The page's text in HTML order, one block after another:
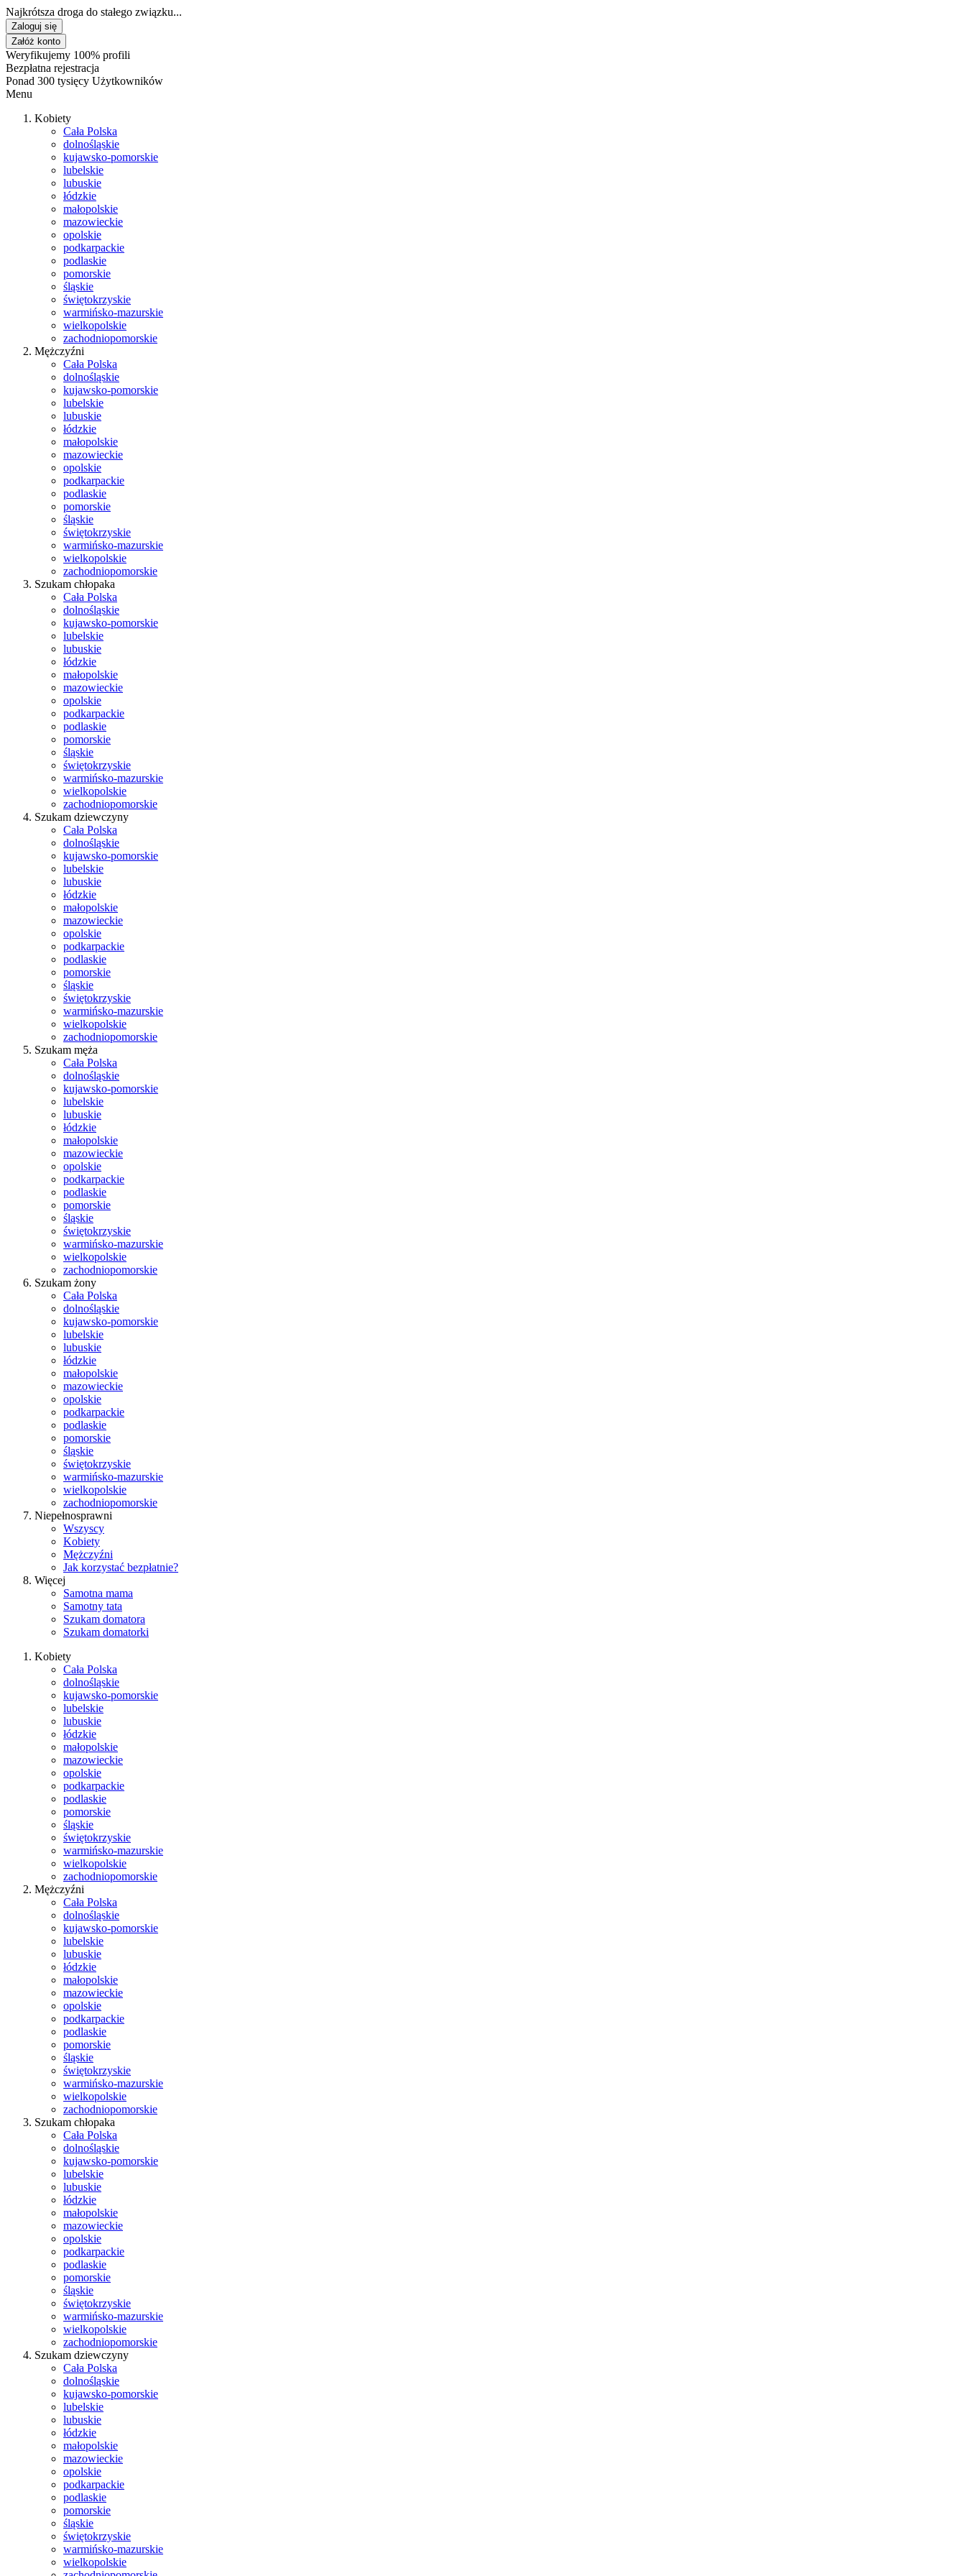
Najkrótsza droga do stałego związku...
Zaloguj się
Załóż konto
Weryfikujemy 100% profili
Bezpłatna rejestracja
Ponad 300 tysięcy Użytkowników
Menu
Kobiety
Cała Polska
dolnośląskie
kujawsko-pomorskie
lubelskie
lubuskie
łódzkie
małopolskie
mazowieckie
opolskie
podkarpackie
podlaskie
pomorskie
śląskie
świętokrzyskie
warmińsko-mazurskie
wielkopolskie
zachodniopomorskie
Mężczyźni
Cała Polska
dolnośląskie
kujawsko-pomorskie
lubelskie
lubuskie
łódzkie
małopolskie
mazowieckie
opolskie
podkarpackie
podlaskie
pomorskie
śląskie
świętokrzyskie
warmińsko-mazurskie
wielkopolskie
zachodniopomorskie
Szukam chłopaka
Cała Polska
dolnośląskie
kujawsko-pomorskie
lubelskie
lubuskie
łódzkie
małopolskie
mazowieckie
opolskie
podkarpackie
podlaskie
pomorskie
śląskie
świętokrzyskie
warmińsko-mazurskie
wielkopolskie
zachodniopomorskie
Szukam dziewczyny
Cała Polska
dolnośląskie
kujawsko-pomorskie
lubelskie
lubuskie
łódzkie
małopolskie
mazowieckie
opolskie
podkarpackie
podlaskie
pomorskie
śląskie
świętokrzyskie
warmińsko-mazurskie
wielkopolskie
zachodniopomorskie
Szukam męża
Cała Polska
dolnośląskie
kujawsko-pomorskie
lubelskie
lubuskie
łódzkie
małopolskie
mazowieckie
opolskie
podkarpackie
podlaskie
pomorskie
śląskie
świętokrzyskie
warmińsko-mazurskie
wielkopolskie
zachodniopomorskie
Szukam żony
Cała Polska
dolnośląskie
kujawsko-pomorskie
lubelskie
lubuskie
łódzkie
małopolskie
mazowieckie
opolskie
podkarpackie
podlaskie
pomorskie
śląskie
świętokrzyskie
warmińsko-mazurskie
wielkopolskie
zachodniopomorskie
Niepełnosprawni
Wszyscy
Kobiety
Mężczyźni
Jak korzystać bezpłatnie?
Więcej
Samotna mama
Samotny tata
Szukam domatora
Szukam domatorki
Kobiety
Cała Polska
dolnośląskie
kujawsko-pomorskie
lubelskie
lubuskie
łódzkie
małopolskie
mazowieckie
opolskie
podkarpackie
podlaskie
pomorskie
śląskie
świętokrzyskie
warmińsko-mazurskie
wielkopolskie
zachodniopomorskie
Mężczyźni
Cała Polska
dolnośląskie
kujawsko-pomorskie
lubelskie
lubuskie
łódzkie
małopolskie
mazowieckie
opolskie
podkarpackie
podlaskie
pomorskie
śląskie
świętokrzyskie
warmińsko-mazurskie
wielkopolskie
zachodniopomorskie
Szukam chłopaka
Cała Polska
dolnośląskie
kujawsko-pomorskie
lubelskie
lubuskie
łódzkie
małopolskie
mazowieckie
opolskie
podkarpackie
podlaskie
pomorskie
śląskie
świętokrzyskie
warmińsko-mazurskie
wielkopolskie
zachodniopomorskie
Szukam dziewczyny
Cała Polska
dolnośląskie
kujawsko-pomorskie
lubelskie
lubuskie
łódzkie
małopolskie
mazowieckie
opolskie
podkarpackie
podlaskie
pomorskie
śląskie
świętokrzyskie
warmińsko-mazurskie
wielkopolskie